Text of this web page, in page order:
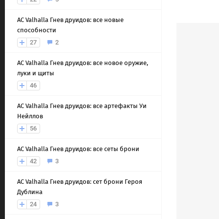
AС Valhalla Гнев друидов: все новые
способности
27
2
AС Valhalla Гнев друидов: все новое оружие,
луки и щиты
46
AС Valhalla Гнев друидов: все артефакты Уи
Нейллов
56
AС Valhalla Гнев друидов: все сеты брони
42
3
AС Valhalla Гнев друидов: сет брони Героя
Дублина
24
3